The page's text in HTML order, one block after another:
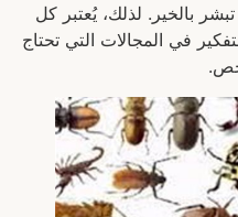
بالخير. لذلك، يُعتبر كل
في المجالات التي تحتاج